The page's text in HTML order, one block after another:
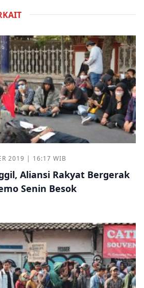
2019 | 16:17 WIB
Aliansi Rakyat Bergerak
Senin Besok